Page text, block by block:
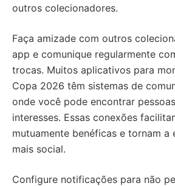
outros colecionadores.
Faça amizade com outros
app e comunique regularmente
trocas. Muitos aplicativos para
Copa 2026 têm sistemas de
onde você pode encontrar
interesses. Essas conexões
mutuamente benéficas e tornam a
mais social.
Configure notificações para não